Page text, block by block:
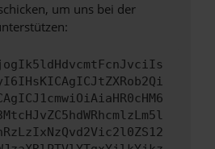
um uns bei der